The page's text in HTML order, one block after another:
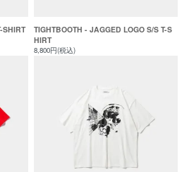
SHIRT
TIGHTBOOTH - JAGGED LOGO S/S T-S
HIRT
8,800円(税込)